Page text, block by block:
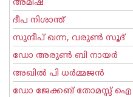
അമിഷ്
ദീപ നിശാന്ത്
സുന്ദീപ് ഖന്ന, വരുൺ സൂദ്
ഡോ അരുണ്‍ ബി നായര്‍
അഖില്‍ പി ധര്‍മ്മജന്‍
ഡോ ജേക്കബ് തോമസ്സ് ഐ